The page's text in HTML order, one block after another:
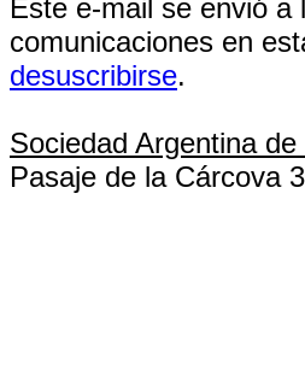
Este e-mail se envió a
comunicaciones en
desuscribirse.
Sociedad Argentina
Pasaje de la Cárcova